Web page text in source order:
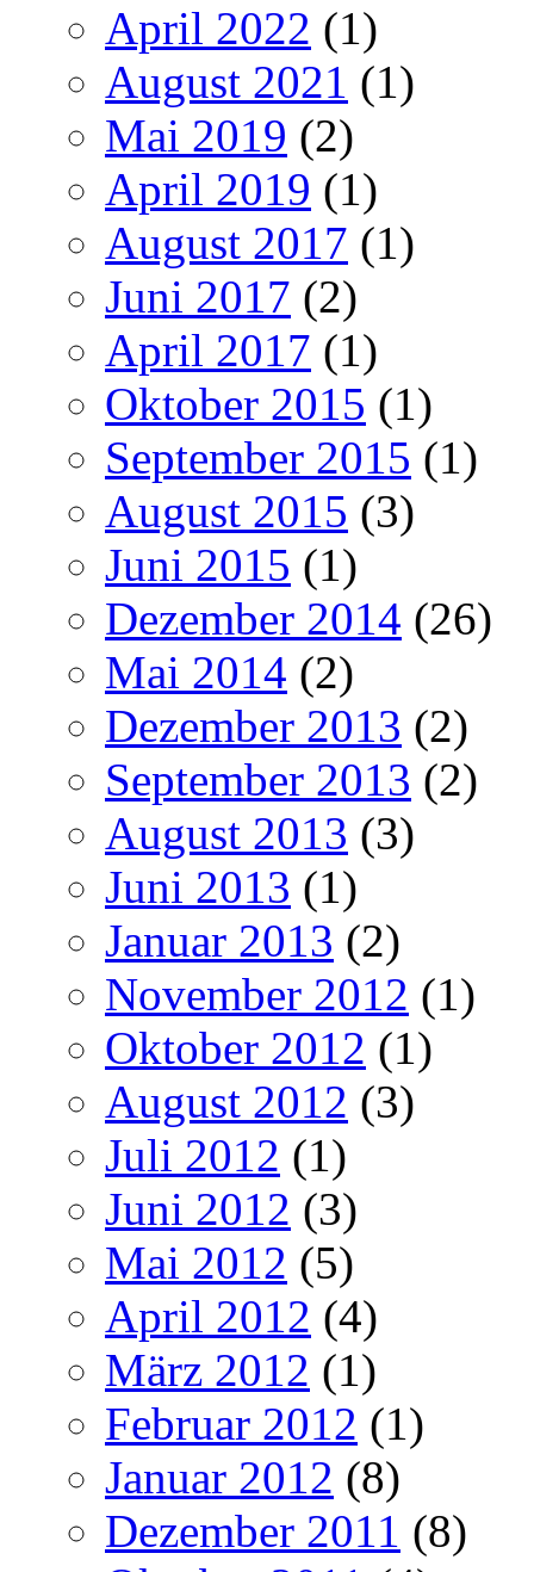
April 2022 (1)
August 2021 (1)
Mai 2019 (2)
April 2019 (1)
August 2017 (1)
Juni 2017 (2)
April 2017 (1)
Oktober 2015 (1)
September 2015 (1)
August 2015 (3)
Juni 2015 (1)
Dezember 2014 (26)
Mai 2014 (2)
Dezember 2013 (2)
September 2013 (2)
August 2013 (3)
Juni 2013 (1)
Januar 2013 (2)
November 2012 (1)
Oktober 2012 (1)
August 2012 (3)
Juli 2012 (1)
Juni 2012 (3)
Mai 2012 (5)
April 2012 (4)
März 2012 (1)
Februar 2012 (1)
Januar 2012 (8)
Dezember 2011 (8)